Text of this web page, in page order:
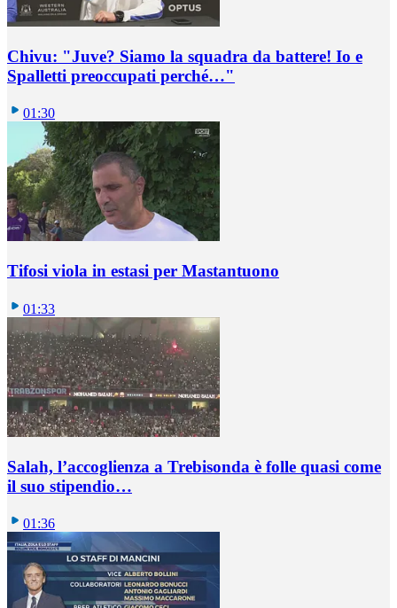
Chivu: "Juve? Siamo la squadra da battere! Io e
Spalletti preoccupati perché…"
01:30
Tifosi viola in estasi per Mastantuono
01:33
Salah, l’accoglienza a Trebisonda è folle quasi come
il suo stipendio…
01:36